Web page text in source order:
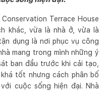
Terrace House
khác, vừa là nhà ở, vừa là
dụng là nơi phục vụ công
mang trong mình những ý
ban đầu trước khi cải tạo,
tốt nhưng cách phân bố
cuộc sống hiện đại. Nhà